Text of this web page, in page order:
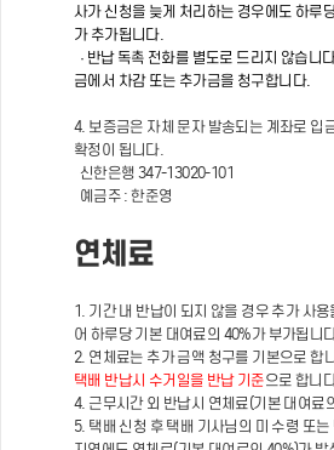
사가 신청을 늦게 처리하는 경우에도 하루
가 추가됩니다.
· 반납 독촉 전화를 별도로 드리지 않습니
금에서 차감 또는 추가금을 청구합니다.
4. 보증금은 자체 문자 발송되는 계좌로 입
확정이 됩니다.
신한은행 347-13020-101
예금주 : 한준영
연체료
1. 기간 내 반납이 되지 않을 경우 추가 사
어 하루당 기본 대여료의 40%가 부가됩니
2. 연체료는 추가 금액 청구를 기본으로 합
택배 반납시 수거일을 반납 기준으로 합니
4. 근무시간 외 반납시 연체료(기본 대여료
5. 택배 신청 후 택배 기사님의 미 수령 또